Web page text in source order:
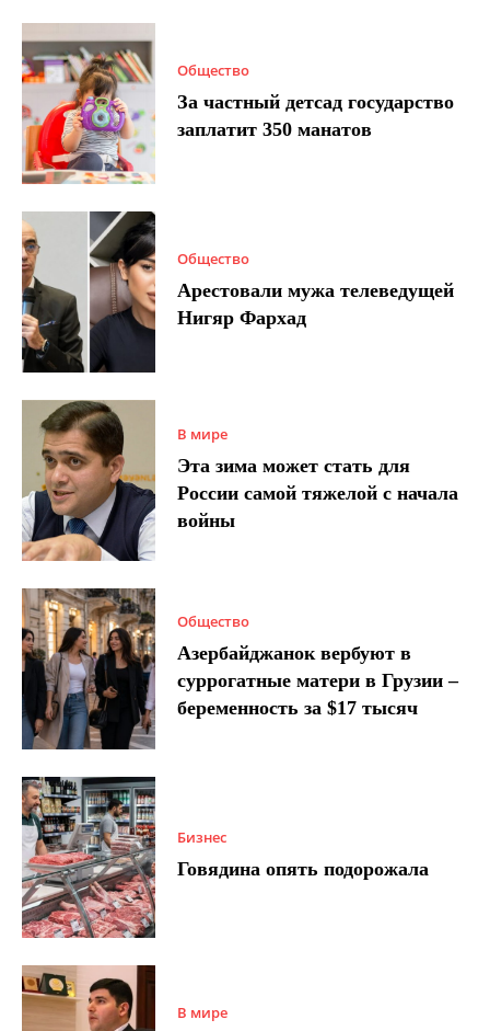
Общество
За частный детсад государство
заплатит 350 манатов
Общество
Арестовали мужа телеведущей
Нигяр Фархад
В мире
Эта зима может стать для
России самой тяжелой с начала
войны
Общество
Азербайджанок вербуют в
суррогатные матери в Грузии –
беременность за $17 тысяч
Бизнес
Говядина опять подорожала
В мире